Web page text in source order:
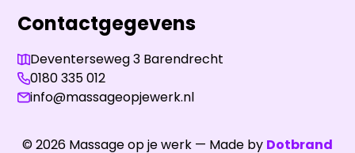
Contactgegevens
Deventerseweg 3 Barendrecht
0180 335 012
info@massageopjewerk.nl
©2026 Massage op je werk — Made by Dotbrand